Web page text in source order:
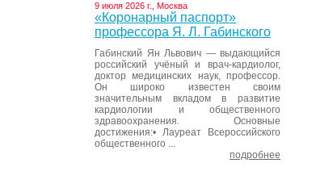
9 июля 2026 г., Москва
«Коронарный паспорт»
профессора Я. Л. Габинского
Габинский Ян Львович — выдающийся
российский учёный и врач-кардиолог,
доктор медицинских наук, профессор.
Он широко известен своим
значительным вкладом в развитие
кардиологии и общественного
здравоохранения. Основные
достижения:• Лауреат Всероссийского
общественного ...
подробнее